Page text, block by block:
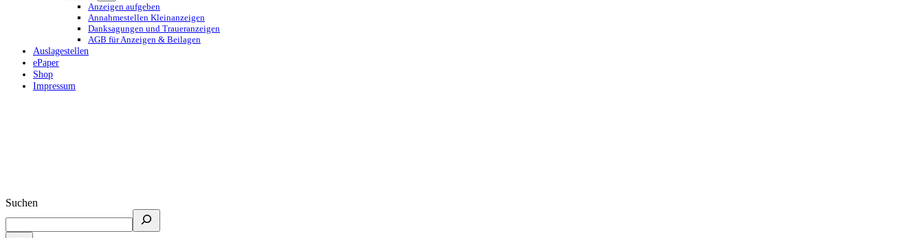
Anzeigen aufgeben
Annahmestellen Kleinanzeigen
Danksagungen und Traueranzeigen
AGB für Anzeigen & Beilagen
Auslagestellen
ePaper
Shop
Impressum
Suchen